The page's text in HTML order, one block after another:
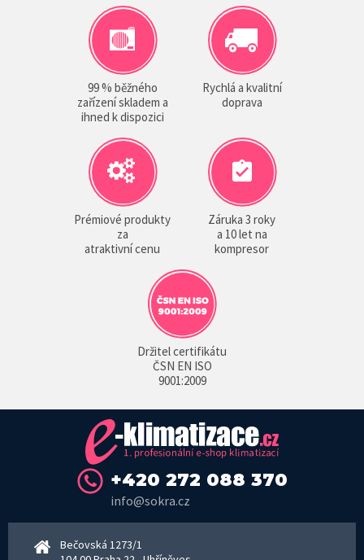
99 % běžného
zařízení skladem a
ihned k dispozici
Rychlá a kvalitní
doprava
Prémiové produkty
za
atraktivní cenu
Záruka 3 roky
a 10 let na
kompresor
Držitel certifikátu
ČSN EN ISO
9001:2009
+420 272 088 370
info@sokra.cz
Bečovská 1273/1